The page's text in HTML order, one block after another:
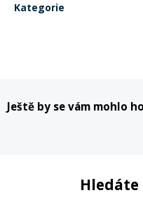
Kategorie
Ještě by se vám mohlo